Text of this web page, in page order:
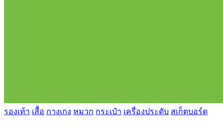
รองเท้า เสื้อ กางเกง หมวก กระเป๋า เครื่องประดับ สเก็ตบอร์ด